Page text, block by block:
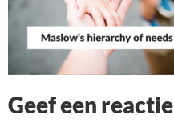
Geef een reactie